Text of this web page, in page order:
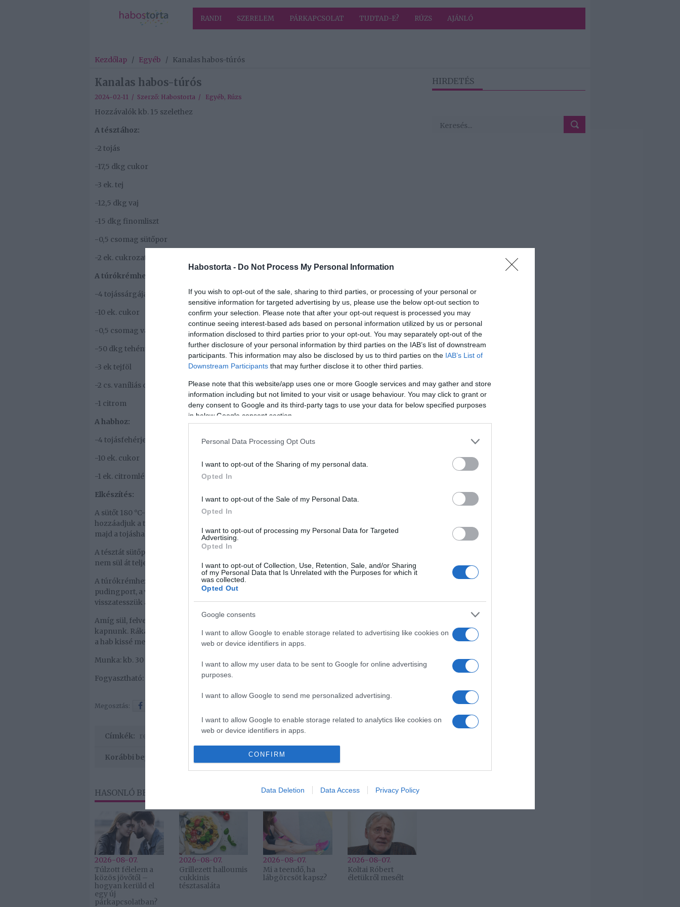
Habostorta - Do Not Process My Personal Information
If you wish to opt-out of the sale, sharing to third parties, or processing of your personal or
sensitive information for targeted advertising by us, please use the below opt-out section to
confirm your selection. Please note that after your opt-out request is processed you may
continue seeing interest-based ads based on personal information utilized by us or personal
information disclosed to third parties prior to your opt-out. You may separately opt-out of the
further disclosure of your personal information by third parties on the IAB’s list of downstream
participants. This information may also be disclosed by us to third parties on the IAB’s List of
Downstream Participants that may further disclose it to other third parties.
Please note that this website/app uses one or more Google services and may gather and store
information including but not limited to your visit or usage behaviour. You may click to grant or
deny consent to Google and its third-party tags to use your data for below specified purposes
in below Google consent section.
Personal Data Processing Opt Outs
I want to opt-out of the Sharing of my personal data.
Opted In
I want to opt-out of the Sale of my Personal Data.
Opted In
I want to opt-out of processing my Personal Data for Targeted
Advertising.
Opted In
I want to opt-out of Collection, Use, Retention, Sale, and/or Sharing
of my Personal Data that Is Unrelated with the Purposes for which it
was collected.
Opted Out
Google consents
I want to allow Google to enable storage related to advertising like cookies on
web or device identifiers in apps.
I want to allow my user data to be sent to Google for online advertising
purposes.
I want to allow Google to send me personalized advertising.
I want to allow Google to enable storage related to analytics like cookies on
web or device identifiers in apps.
I want to allow Google to enable storage related to functionality of the website
or app.
CONFIRM
Data Deletion Data Access Privacy Policy
RANDI SZERELEM PÁRKAPCSOLAT TUDTAD-E? RÚZS AJÁNLÓ
Kezdőlap / Egyéb / Kanalas habos-túrós
Kanalas habos-túrós
2024-02-11 / Szerző: Habostorta / Egyéb, Rúzs
Hozzávalók kb. 15 szelethez
A tésztához:
-2 tojás
-17,5 dkg cukor
-3 ek. tej
-12,5 dkg vaj
-15 dkg finomliszt
-0,5 csomag sütőpor
-2 ek. cukrozatlan kakaópor
A túrókrémhez:
-4 tojássárgája
-10 ek. cukor
-0,5 csomag vaníliás pudingpor
-50 dkg tehéntúró
-3 ek tejföl
-2 cs. vaníliás cukor
-1 citrom
A habhoz:
-4 tojásfehérje
-10 ek. cukor
-1 ek. citromlé
Elkészítés:
A sütőt 180 °C-ra előmelegítjük. A tésztához a tojásokat a cukorral habosra keverjük, majd
hozzáadjuk a tejet és az olvasztott vajat. A lisztet elkeverjük a sütőporral és a kakaóporral,
majd a tojáshabhoz keverjük.
A tésztát sütőpapírral bélelt, 20x30 cm-es tepsibe öntjük, és 10 percig sütjük. Ekkor még
nem sül át teljesen.
A túrókrémhez a tojássárgáját felhabosítjuk a cukorral, majd hozzáadjuk a túrót, a tejfölt, a
pudingport, a vaníliás cukrot és a citromhéjat. A félig megsült tésztára kanalazzuk, és
visszatesszük a sütőbe, 20 percre.
Amíg sül, felverjük a tojásfehérjét a cukorral és a citromlével. Jó kemény habot kell
kapnunk. Rákanalazzuk a habot a majdnem kész túrós süteményre, és 10 percig sütjük, míg
a hab kissé megpirul. Ha kihűlt, szeletelhetjük.
Munka: kb. 30 perc
Fogyasztható: kb. 1,5 óra múlva
Megosztás:
Címkék: recept habos
Korábbi bejegyzések
HASONLÓ BEJEGYZÉSEK
2026-08-07.
Túlzott félelem a
közös jövőtől –
hogyan kerüld el
egy új
párkapcsolatban?
2026-08-07.
Grillezett halloumis
cukkinis
tésztasaláta
2026-08-07.
Mi a teendő, ha
lábgörcsöt kapsz?
2026-08-07.
Koltai Róbert
életükről mesélt
HIRDETÉS